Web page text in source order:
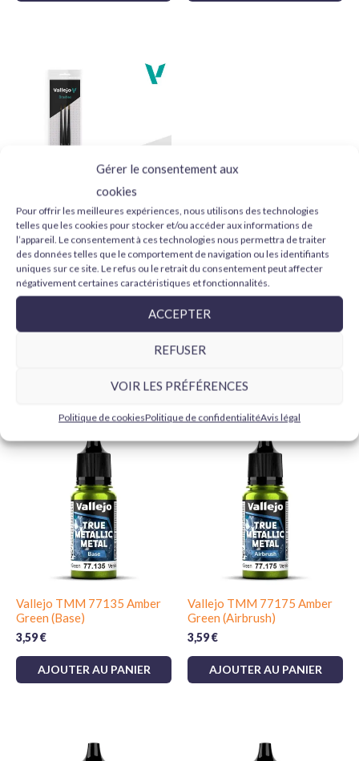
Gérer le consentement aux
cookies
Pour offrir les meilleures expériences, nous utilisons des technologies
telles que les cookies pour stocker et/ou accéder aux informations de
l’appareil. Le consentement à ces technologies nous permettra de traiter
des données telles que le comportement de navigation ou les identifiants
uniques sur ce site. Le refus ou le retrait du consentement peut affecter
négativement certaines caractéristiques et fonctionnalités.
ACCEPTER
REFUSER
VOIR LES PRÉFÉRENCES
Politique de cookiesPolitique de confidentialitéAvis légal
Choisissez Tamiya X7 pour vos projets de modélisme et
obtenez des résultats professionnels. Donnez vie à vos
modèles, miniatures et créations avec la qualité inégalée de
Tamiya !
Vallejo Design Set Pro
Modeler B01991 pelo
natural 0, 1 y 2
24,95€
AJOUTER AU PANIER
Vallejo TMM 77135 Amber
Green (Base)
3,59€
AJOUTER AU PANIER
Vallejo TMM 77175 Amber
Green (Airbrush)
3,59€
AJOUTER AU PANIER